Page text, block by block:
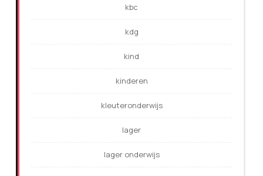
kbc
kdg
kind
kinderen
kleuteronderwijs
lager
lager onderwijs